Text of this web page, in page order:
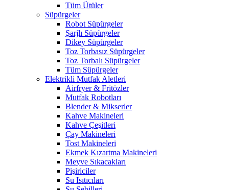
Tüm Ütüler
Süpürgeler
Robot Süpürgeler
Şarjlı Süpürgeler
Dikey Süpürgeler
Toz Torbasız Süpürgeler
Toz Torbalı Süpürgeler
Tüm Süpürgeler
Elektrikli Mutfak Aletleri
Airfryer & Fritözler
Mutfak Robotları
Blender & Mikserler
Kahve Makineleri
Kahve Çeşitleri
Çay Makineleri
Tost Makineleri
Ekmek Kızartma Makineleri
Meyve Sıkacakları
Pişiriciler
Su Isıtıcıları